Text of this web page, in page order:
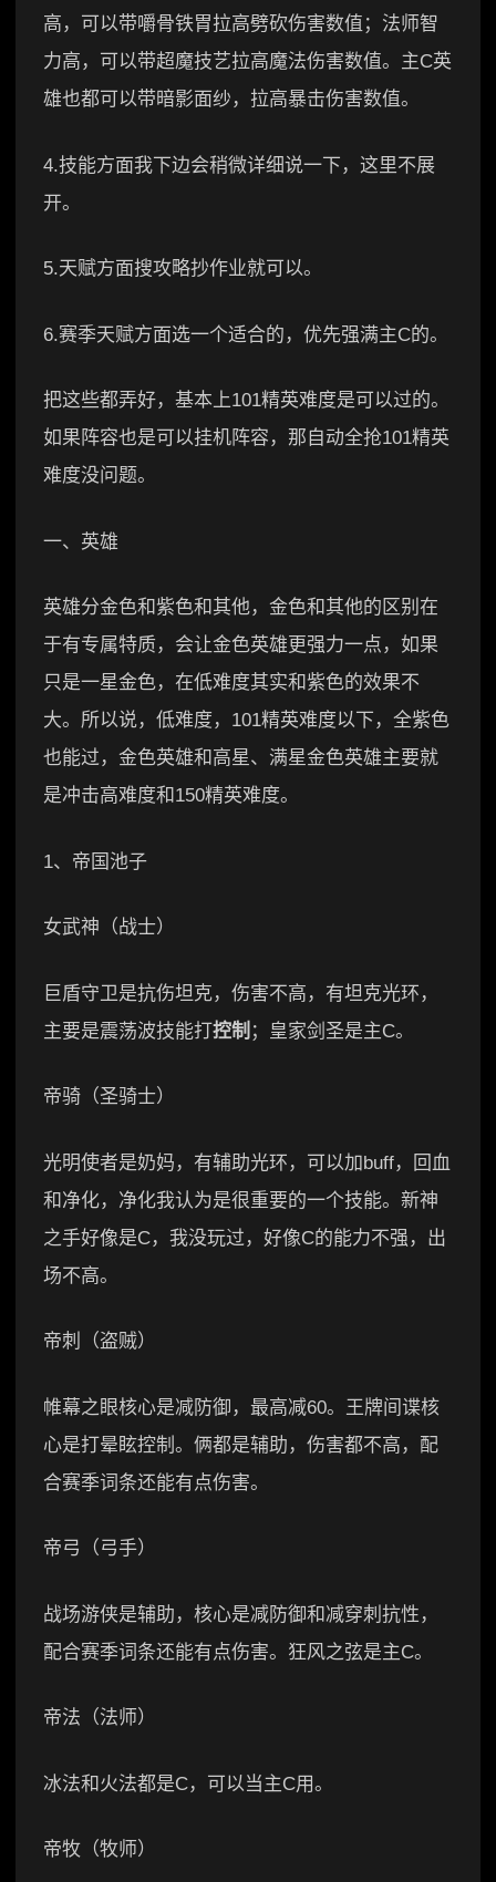
高，可以带嚼骨铁胃拉高劈砍伤害数值；法师智
力高，可以带超魔技艺拉高魔法伤害数值。主C英
雄也都可以带暗影面纱，拉高暴击伤害数值。
4.技能方面我下边会稍微详细说一下，这里不展
开。
5.天赋方面搜攻略抄作业就可以。
6.赛季天赋方面选一个适合的，优先强满主C的。
把这些都弄好，基本上101精英难度是可以过的。
如果阵容也是可以挂机阵容，那自动全抢101精英
难度没问题。
一、英雄
英雄分金色和紫色和其他，金色和其他的区别在
于有专属特质，会让金色英雄更强力一点，如果
只是一星金色，在低难度其实和紫色的效果不
大。所以说，低难度，101精英难度以下，全紫色
也能过，金色英雄和高星、满星金色英雄主要就
是冲击高难度和150精英难度。
1、帝国池子
女武神（战士）
巨盾守卫是抗伤坦克，伤害不高，有坦克光环，
主要是震荡波技能打控制 ；皇家剑圣是主C。
帝骑（圣骑士）
光明使者是奶妈，有辅助光环，可以加buff，回血
和净化，净化我认为是很重要的一个技能。新神
之手好像是C，我没玩过，好像C的能力不强，出
场不高。
帝刺（盗贼）
帷幕之眼核心是减防御，最高减60。王牌间谍核
心是打晕眩控制。俩都是辅助，伤害都不高，配
合赛季词条还能有点伤害。
帝弓（弓手）
战场游侠是辅助，核心是减防御和减穿刺抗性，
配合赛季词条还能有点伤害。狂风之弦是主C。
帝法（法师）
冰法和火法都是C，可以当主C用。
帝牧（牧师）